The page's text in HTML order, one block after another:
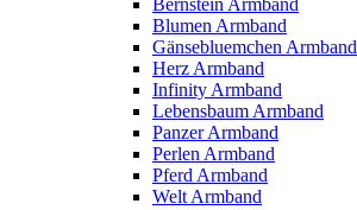
Bernstein Armband
Blumen Armband
Gänsebluemchen Armband
Herz Armband
Infinity Armband
Lebensbaum Armband
Panzer Armband
Perlen Armband
Pferd Armband
Welt Armband